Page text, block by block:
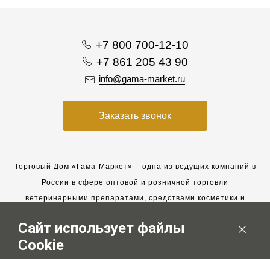
+7 800 700-12-10
+7 861 205 43 90
info@gama-market.ru
Заказать звонок
Торговый Дом «Гама-Маркет» – одна из ведущих компаний в
России в сфере оптовой и розничной торговли
ветеринарными препаратами, средствами косметики и
Мы работаем с 2005 года. Мы приглашаем к сотрудничеству
новых клиентов и всегда рассчитываем на взаимовыгодные,
Сайт использует файлы
Cookie